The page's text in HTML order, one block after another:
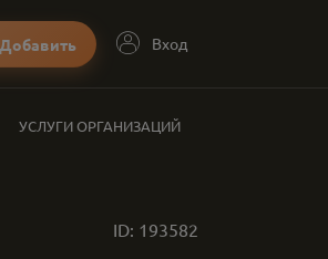
Добавить Вход
УСЛУГИ ОРГАНИЗАЦИЙ
ID: 193582